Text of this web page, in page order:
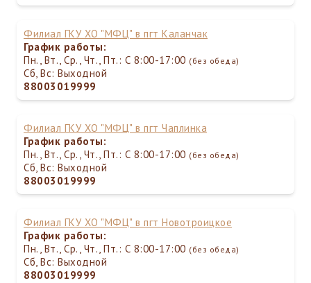
Филиал ГКУ ХО "МФЦ" в пгт Каланчак
График работы:
Пн., Вт., Ср., Чт., Пт.: С 8:00-17:00 (без обеда)
Сб, Вс: Выходной
88003019999
Филиал ГКУ ХО "МФЦ" в пгт Чаплинка
График работы:
Пн., Вт., Ср., Чт., Пт.: С 8:00-17:00 (без обеда)
Сб, Вс: Выходной
88003019999
Филиал ГКУ ХО "МФЦ" в пгт Новотроицкое
График работы:
Пн., Вт., Ср., Чт., Пт.: С 8:00-17:00 (без обеда)
Сб, Вс: Выходной
88003019999